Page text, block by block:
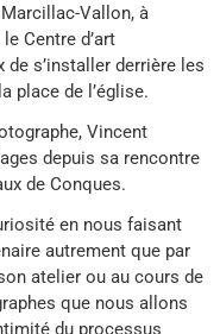
Vallon, à
Centre d’art
s’installer derrière les
place de l’église.
Vincent
depuis sa rencontre
de Conques.
en nous faisant
autrement que par
atelier ou au cours de
que nous allons
du processus